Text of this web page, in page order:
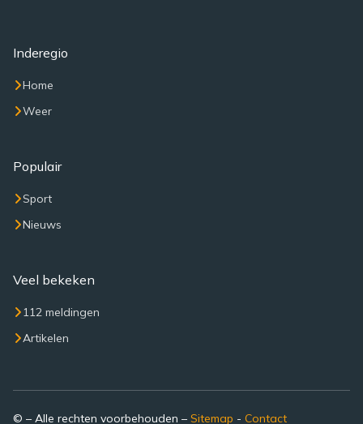
Inderegio
Home
Weer
Populair
Sport
Nieuws
Veel bekeken
112 meldingen
Artikelen
© – Alle rechten voorbehouden – Sitemap - Contact